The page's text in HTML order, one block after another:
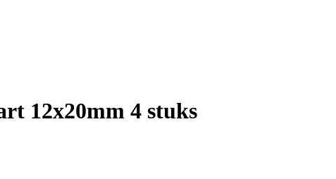
12x20mm 4 stuks